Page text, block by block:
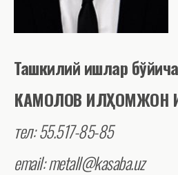
Ташкилий ишлар
КАМОЛОВ ИЛҲОМЖОН
тел: 55.517-85-85
email: metall@kasaba.uz